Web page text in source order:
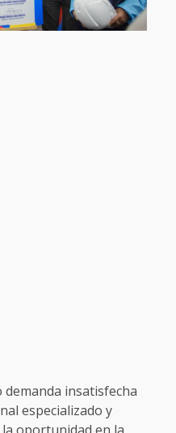
insatisfecha
especializado y